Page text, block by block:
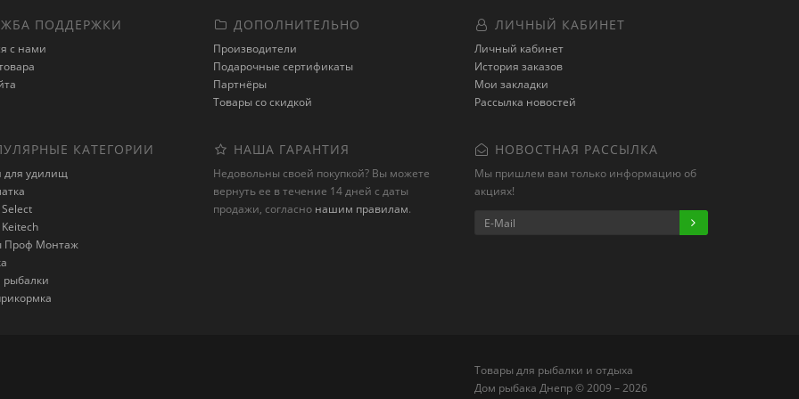
ПОДДЕРЖКИ
с нами
ДОПОЛНИТЕЛЬНО
Производители
Подарочные сертификаты
Партнёры
Товары со скидкой
ЛИЧНЫЙ КАБИНЕТ
Личный кабинет
История заказов
Мои закладки
Рассылка новостей
КАТЕГОРИИ
для удилищ
Проф Монтаж
рыбалки
НАША ГАРАНТИЯ
Недовольны своей покупкой? Вы можете
вернуть ее в течение 14 дней с даты
продажи, согласно нашим правилам.
НОВОСТНАЯ РАССЫЛКА
Мы пришлем вам только информацию об
акциях!
Товары для рыбалки и отдыха
Дом рыбака Днепр © 2009 – 2026